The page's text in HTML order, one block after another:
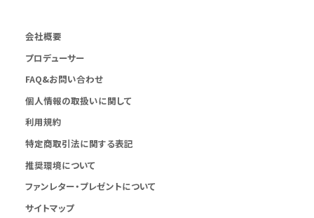
会社概要
プロデューサー
FAQ&お問い合わせ
個人情報の取扱いに関して
利用規約
特定商取引法に関する表記
推奨環境について
ファンレター・プレゼントについて
サイトマップ